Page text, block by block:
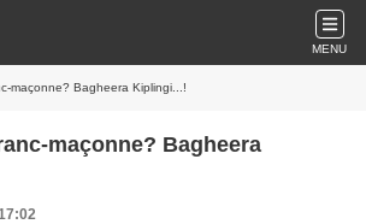
MENU
maçonne? Bagheera Kiplingi...!
maçonne? Bagheera